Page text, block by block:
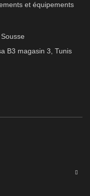
et équipements
B3 magasin 3, Tunis